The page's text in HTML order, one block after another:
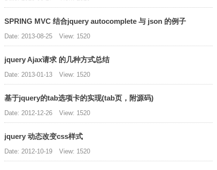
SPRING MVC 结合jquery autocomplete 与 json 的例子
Date: 2013-08-25 View: 1520
jquery Ajax请求 的几种方式总结
Date: 2013-01-13 View: 1520
基于jquery的tab选项卡的实现(tab页，附源码)
Date: 2012-12-26 View: 1520
jquery 动态改变css样式
Date: 2012-10-19 View: 1520